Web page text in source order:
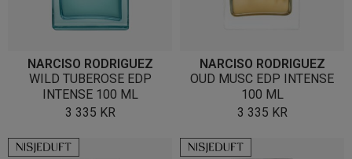
NARCISO RODRIGUEZ
WILD TUBEROSE EDP
INTENSE 100 ML
3 335 KR
NARCISO RODRIGUEZ
OUD MUSC EDP INTENSE
100 ML
3 335 KR